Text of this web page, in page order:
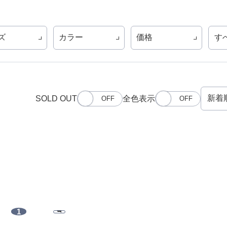
カラー 価格 す
SOLD OUT 全色表示
1